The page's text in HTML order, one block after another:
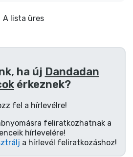
A lista üres
ha új Dandadan
érkeznek?
fel a hírlevélre!
feliratkozhatnak a
hírlevelére!
a hírlevél feliratkozáshoz!